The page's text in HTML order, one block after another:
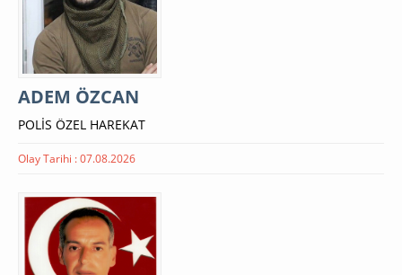
ADEM ÖZCAN
POLİS ÖZEL HAREKAT
Olay Tarihi : 07.08.2026